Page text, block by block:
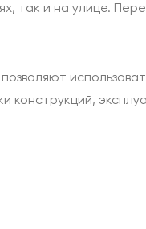
так и на улице.
конструкций,